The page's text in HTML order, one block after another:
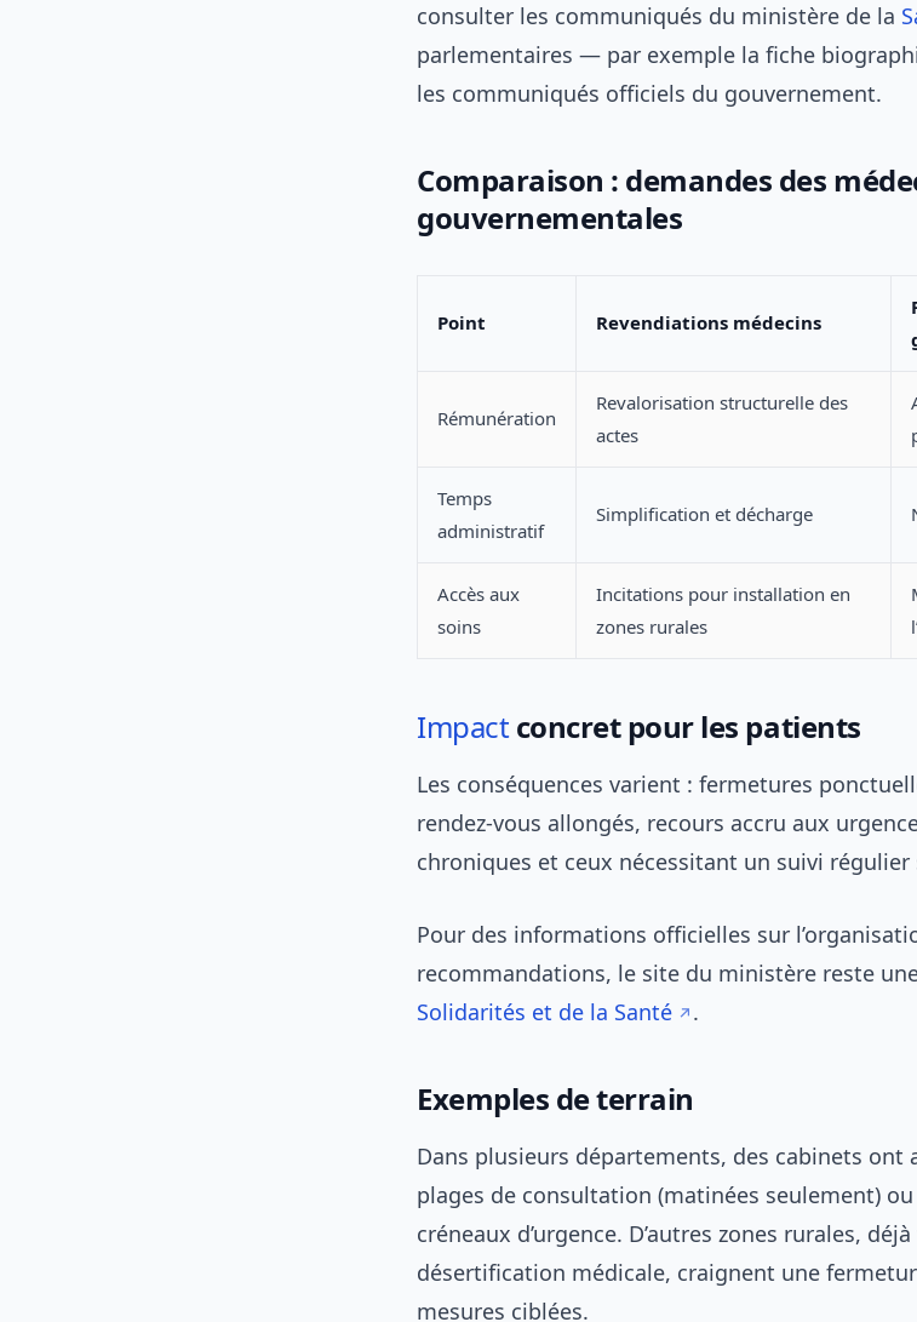
consulter les communiqués du ministère de la
parlementaires — par exemple la fiche
les communiqués officiels du gouvernement.
Comparaison : demandes des
gouvernementales
Point Revendiations médecins
Rémunération
Revalorisation structurelle des
actes
Temps
administratif
Simplification et décharge
Accès aux
soins
Incitations pour installation en
zones rurales
Impactconcret pour les patients
Les conséquences varient : fermetures
rendez-vous allongés, recours accru aux
chroniques et ceux nécessitant un suivi
Pour des informations officielles sur
recommandations, le site du ministère reste
Solidarités et de la Santé
.
Exemples de terrain
Dans plusieurs départements, des cabinets ont
plages de consultation (matinées seulement)
créneaux d’urgence. D’autres zones rurales,
désertification médicale, craignent une
mesures ciblées.